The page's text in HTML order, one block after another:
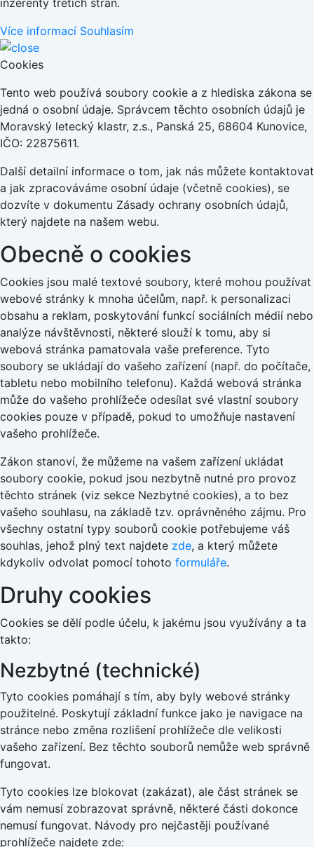
inzerenty třetích stran.
Více informací Souhlasím
Cookies
Tento web používá soubory cookie a z hlediska zákona se
jedná o osobní údaje. Správcem těchto osobních údajů je
Moravský letecký klastr, z.s., Panská 25, 68604 Kunovice,
IČO: 22875611.
Další detailní informace o tom, jak nás můžete kontaktovat
a jak zpracováváme osobní údaje (včetně cookies), se
dozvíte v dokumentu Zásady ochrany osobních údajů,
který najdete na našem webu.
Obecně o cookies
Cookies jsou malé textové soubory, které mohou používat
webové stránky k mnoha účelům, např. k personalizaci
obsahu a reklam, poskytování funkcí sociálních médií nebo
analýze návštěvnosti, některé slouží k tomu, aby si
webová stránka pamatovala vaše preference. Tyto
soubory se ukládají do vašeho zařízení (např. do počítače,
tabletu nebo mobilního telefonu). Každá webová stránka
může do vašeho prohlížeče odesílat své vlastní soubory
cookies pouze v případě, pokud to umožňuje nastavení
vašeho prohlížeče.
Zákon stanoví, že můžeme na vašem zařízení ukládat
soubory cookie, pokud jsou nezbytně nutné pro provoz
těchto stránek (viz sekce Nezbytné cookies), a to bez
vašeho souhlasu, na základě tzv. oprávněného zájmu. Pro
všechny ostatní typy souborů cookie potřebujeme váš
souhlas, jehož plný text najdete zde, a který můžete
kdykoliv odvolat pomocí tohoto formuláře.
Druhy cookies
Cookies se dělí podle účelu, k jakému jsou využívány a ta
takto:
Nezbytné (technické)
Tyto cookies pomáhají s tím, aby byly webové stránky
použitelné. Poskytují základní funkce jako je navigace na
stránce nebo změna rozlišení prohlížeče dle velikosti
vašeho zařízení. Bez těchto souborů nemůže web správně
fungovat.
Tyto cookies lze blokovat (zakázat), ale část stránek se
vám nemusí zobrazovat správně, některé části dokonce
nemusí fungovat. Návody pro nejčastěji používané
prohlížeče najdete zde: